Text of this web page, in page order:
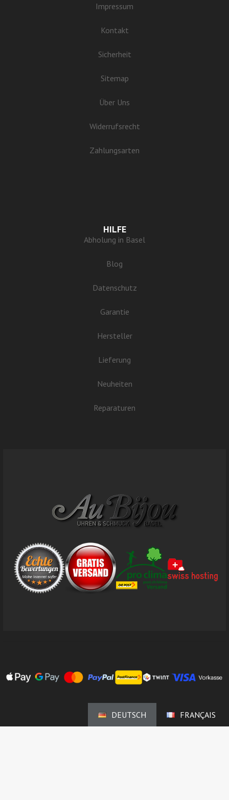
Impressum
Kontakt
Sicherheit
Sitemap
Über Uns
Widerrufsrecht
Zahlungsarten
HILFE
Abholung in Basel
Blog
Datenschutz
Garantie
Hersteller
Lieferung
Neuheiten
Reparaturen
DEUTSCH FRANÇAIS